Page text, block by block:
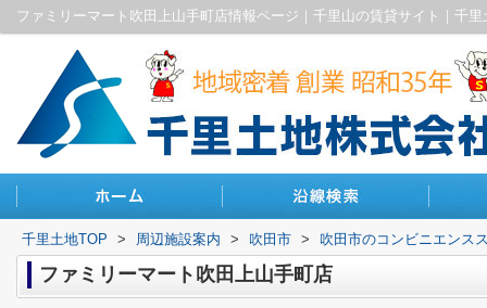
ファミリーマート吹田上山手町店情報ページ｜千里山の賃貸サイト｜千里
千里土地TOP > 周辺施設案内 > 吹田市 > 吹田市のコンビニエンス
ファミリーマート吹田上山手町店